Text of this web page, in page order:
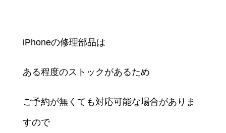
iPhoneの修理部品は
ある程度のストックがあるため
ご予約が無くても対応可能な場合がありま
すので